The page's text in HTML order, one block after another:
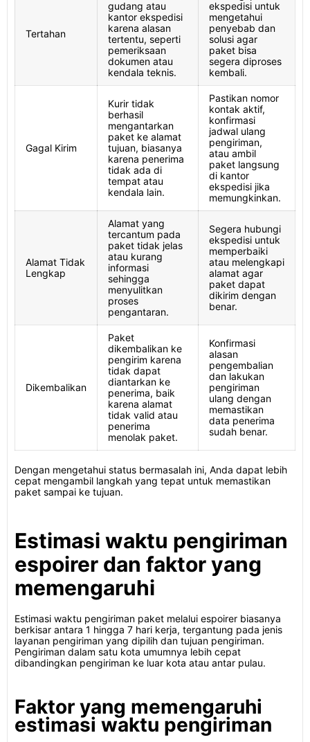
Tertahan
gudang atau
kantor ekspedisi
karena alasan
tertentu, seperti
pemeriksaan
dokumen atau
kendala teknis.
ekspedisi untuk
mengetahui
penyebab dan
solusi agar
paket bisa
segera diproses
kembali.
Gagal Kirim
Kurir tidak
berhasil
mengantarkan
paket ke alamat
tujuan, biasanya
karena penerima
tidak ada di
tempat atau
kendala lain.
Pastikan nomor
kontak aktif,
konfirmasi
jadwal ulang
pengiriman,
atau ambil
paket langsung
di kantor
ekspedisi jika
memungkinkan.
Alamat Tidak
Lengkap
Alamat yang
tercantum pada
paket tidak jelas
atau kurang
informasi
sehingga
menyulitkan
proses
pengantaran.
Segera hubungi
ekspedisi untuk
memperbaiki
atau melengkapi
alamat agar
paket dapat
dikirim dengan
benar.
Dikembalikan
Paket
dikembalikan ke
pengirim karena
tidak dapat
diantarkan ke
penerima, baik
karena alamat
tidak valid atau
penerima
menolak paket.
Konfirmasi
alasan
pengembalian
dan lakukan
pengiriman
ulang dengan
memastikan
data penerima
sudah benar.
Dengan mengetahui status bermasalah ini, Anda dapat lebih
cepat mengambil langkah yang tepat untuk memastikan
paket sampai ke tujuan.
Estimasi waktu pengiriman
espoirer dan faktor yang
memengaruhi
Estimasi waktu pengiriman paket melalui espoirer biasanya
berkisar antara 1 hingga 7 hari kerja, tergantung pada jenis
layanan pengiriman yang dipilih dan tujuan pengiriman.
Pengiriman dalam satu kota umumnya lebih cepat
dibandingkan pengiriman ke luar kota atau antar pulau.
Faktor yang memengaruhi
estimasi waktu pengiriman